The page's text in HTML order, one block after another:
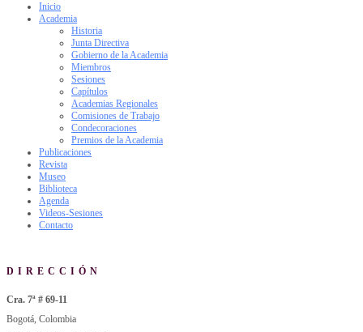
Inicio
Academia
Historia
Junta Directiva
Gobierno de la Academia
Miembros
Sesiones
Capítulos
Academias Regionales
Comisiones de Trabajo
Condecoraciones
Premios de la Academia
Publicaciones
Revista
Museo
Biblioteca
Agenda
Videos-Sesiones
Contacto
DIRECCIÓN
Cra. 7ª # 69-11
Bogotá, Colombia